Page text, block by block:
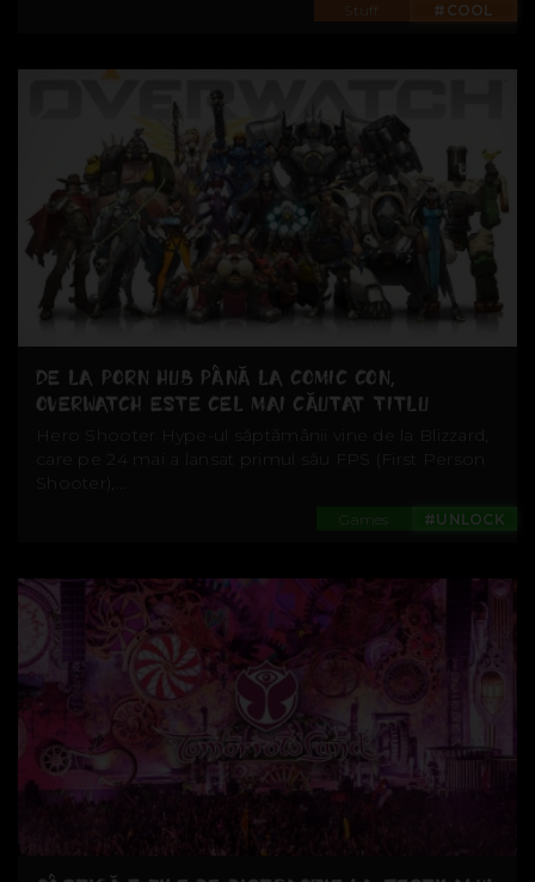
#COOL
Stuff
DE LA PORN HUB PÂNĂ LA COMIC CON,
OVERWATCH ESTE CEL MAI CĂUTAT TITLU
Hero Shooter Hype-ul săptămânii vine de la Blizzard,
care pe 24 mai a lansat primul său FPS (First Person
Shooter),...
#UNLOCK
Games